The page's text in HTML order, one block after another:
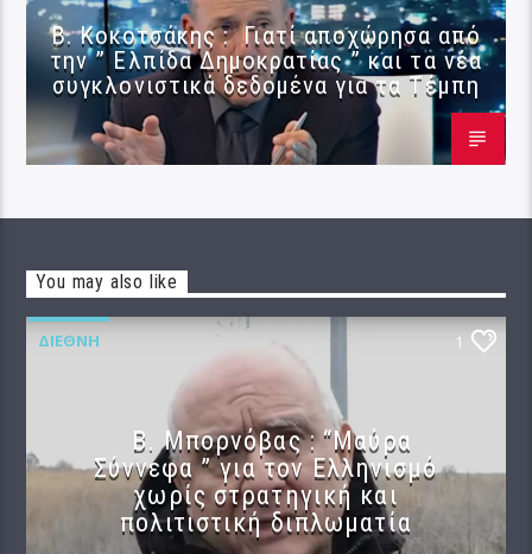
Β. Κοκοτσάκης : Γιατί αποχώρησα από
την ” Ελπίδα Δημοκρατίας ” και τα νέα
συγκλονιστικά δεδομένα για τα Τέμπη
You may also like
ΔΙΕΘΝΉ 1
B. Μπορνόβας : “Μαύρα
Σύννεφα ” για τον Ελληνισμό
χωρίς στρατηγική και
πολιτιστική διπλωματία